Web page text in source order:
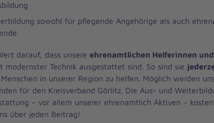
sowohl für pflegende Angehörige als auch
darauf, dass unsereehrenamtlichen Helferinnen
modernster Technik ausgestattet sind. So sind sie
Menschen in unserer Region zu helfen. Möglich werden
für den Kreisverband Görlitz. Die Aus- und
– vor allem unserer ehrenamtlich Aktiven – kosten
über jeden Beitrag!